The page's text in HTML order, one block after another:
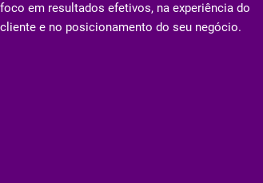
foco em resultados efetivos, na experiência do
cliente e no posicionamento do seu negócio.